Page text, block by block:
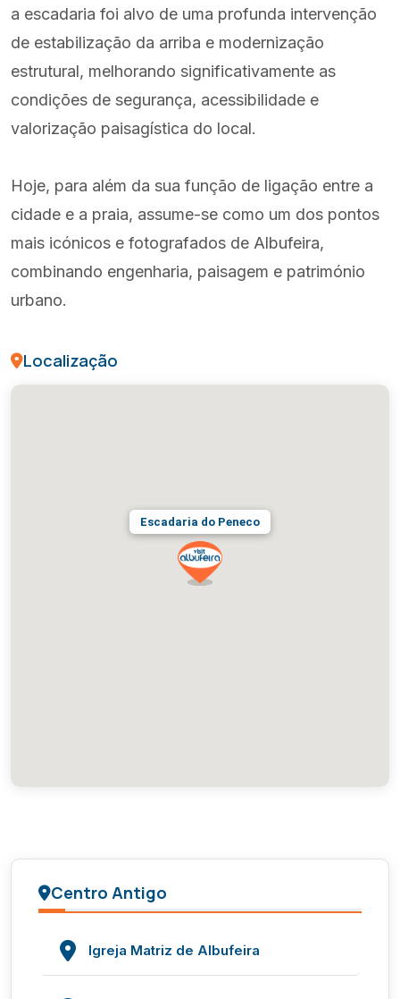
a escadaria foi alvo de uma profunda intervenção
de estabilização da arriba e modernização
estrutural, melhorando significativamente as
condições de segurança, acessibilidade e
valorização paisagística do local.
Hoje, para além da sua função de ligação entre a
cidade e a praia, assume-se como um dos pontos
mais icónicos e fotografados de Albufeira,
combinando engenharia, paisagem e património
urbano.
Localização
Escadaria do Peneco
Centro Antigo
Igreja Matriz de Albufeira